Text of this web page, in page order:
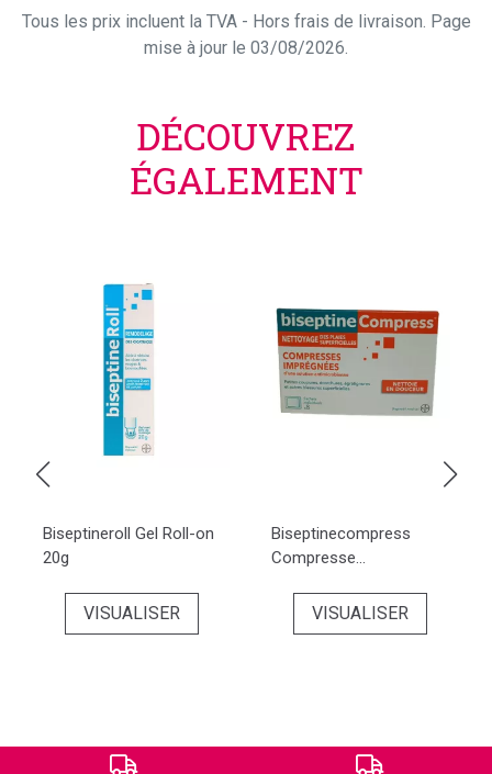
Tous les prix incluent la TVA - Hors frais de livraison. Page
mise à jour le 03/08/2026.
DÉCOUVREZ
ÉGALEMENT
Biseptineroll Gel Roll-on
20g
VISUALISER
Biseptinecompress
Compresse...
VISUALISER